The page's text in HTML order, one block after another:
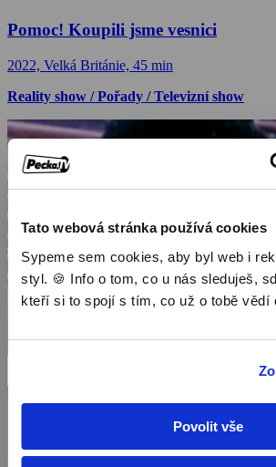
Tato webová stránka používá cookies
Sypeme sem cookies, aby byl web i
styl. 🍪 Info o tom, co u nás sleduješ,
kteří si to spojí s tím, co už o tobě vědí
Povolit vše
Pomoc! Koupili jsme vesnici
2022, Velká Británie, 45 min
Reality show / Pořady / Televizní show